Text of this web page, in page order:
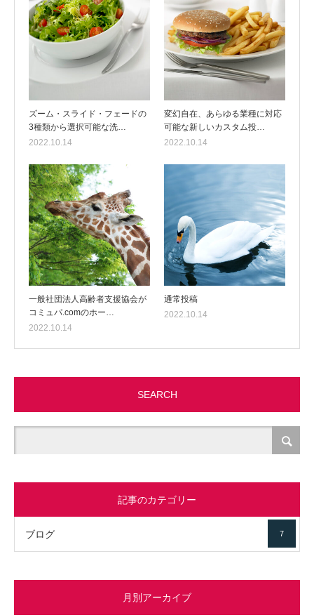
ズーム・スライド・フェードの
3種類から選択可能な洗…
2022.10.14
変幻自在、あらゆる業種に対応
可能な新しいカスタム投…
2022.10.14
一般社団法人高齢者支援協会が
コミュパ.comのホー…
2022.10.14
通常投稿
2022.10.14
SEARCH
記事のカテゴリー
ブログ 7
月別アーカイブ